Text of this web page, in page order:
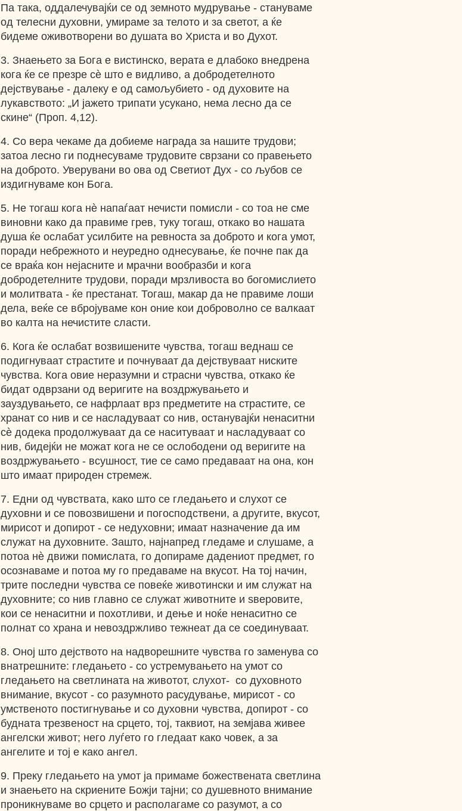
Па така, оддалечувајќи се од земното мудрување - стануваме
од телесни духовни, умираме за телото и за светот, а ќе
бидеме оживотворени во душата во Христа и во Духот.
3. Знаењето за Бога е вистинско, верата е длабоко внедрена
кога ќе се презре сѐ што е видливо, а добродетелното
дејствување - далеку е од самољубието - од духовите на
лукавството: „И јажето трипати усукано, нема лесно да се
скине“ (Проп. 4,12).
4. Со вера чекаме да добиеме награда за нашите трудови;
затоа лесно ги поднесуваме трудовите сврзани со правењето
на доброто. Уверувани во ова од Светиот Дух - со љубов се
издигнуваме кон Бога.
5. Не тогаш кога нѐ напаѓаат нечисти помисли - со тоа не сме
виновни како да правиме грев, туку тогаш, откако во нашата
душа ќе ослабат усилбите на ревноста за доброто и кога умот,
поради небрежното и неуредно однесување, ќе почне пак да
се враќа кон нејасните и мрачни вообразби и кога
добродетелните трудови, поради мрзливоста во богомислието
и молитвата - ќе престанат. Тогаш, макар да не правиме лоши
дела, веќе се вбројуваме кон оние кои доброволно се валкаат
во калта на нечистите сласти.
6. Кога ќе ослабат возвишените чувства, тогаш веднаш се
подигнуваат страстите и почнуваат да дејствуваат ниските
чувства. Кога овие неразумни и страсни чувства, откако ќе
бидат одврзани од веригите на воздржувањето и
зауздувањето, се нафрлаат врз предметите на страстите, се
хранат со нив и се насладуваат со нив, останувајќи ненаситни
сѐ додека продолжуваат да се наситуваат и насладуваат со
нив, бидејќи не можат кога не се ослободени од веригите на
воздржувањето - всушност, тие се само предаваат на она, кон
што имаат природен стремеж.
7. Едни од чувствата, како што се гледањето и слухот се
духовни и се повозвишени и погосподствени, а другите, вкусот,
мирисот и допирот - се недуховни; имаат назначение да им
служат на духовните. Зашто, најнапред гледаме и слушаме, а
потоа нѐ движи помислата, го допираме дадениот предмет, го
осознаваме и потоа му го предаваме на вкусот. На тој начин,
трите последни чувства се повеќе животински и им служат на
духовните; со нив главно се служат животните и ѕверовите,
кои се ненаситни и похотливи, и дење и ноќе ненаситно се
полнат со храна и невоздржливо тежнеат да се соединуваат.
8. Оној што дејството на надворешните чувства го заменува со
внатрешните: гледањето - со устремувањето на умот со
гледањето на светлината на животот, слухот- со духовното
внимание, вкусот - со разумното расудување, мирисот - со
умственото постигнување и со духовни чувства, допирот - со
будната трезвеност на срцето, тој, таквиот, на земјава живее
ангелски живот; него луѓето го гледаат како човек, а за
ангелите и тој е како ангел.
9. Преку гледањето на умот ја примаме божествената светлина
и знаењето на скриените Божји тајни; со душевното внимание
проникнуваме во срцето и располагаме со разумот, а со